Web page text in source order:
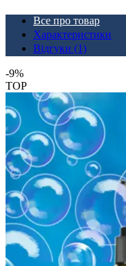
Все про товар
Характеристики
Відгуки (1)
-9%
TOP